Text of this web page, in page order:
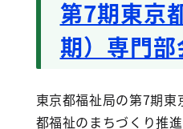
第7期東京
期）専門
東京都福祉局の第7期
都福祉のまちづくり推